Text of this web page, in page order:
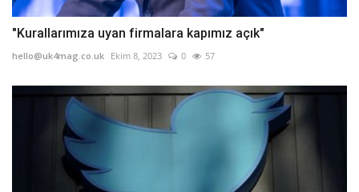
"Kurallarımıza uyan firmalara kapımız açık"
hello@uk4mag.co.uk Ekim 8, 2023 0 57